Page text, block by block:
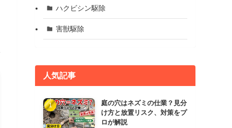
ハクビシン駆除
害獣駆除
人気記事
庭の穴はネズミの仕業？見分
け方と放置リスク、対策をプ
ロが解説